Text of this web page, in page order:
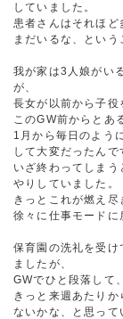
していました。
患者さんはそれほ
まだいるな、という
我が家は3人娘がい
が、
長女が以前から子役
このGW前からとあ
1月から毎日のよう
して大変だったんで
いざ終わってしま
やりしていました。
きっとこれが燃え尽
徐々に仕事モードに
保育園の洗礼を受け
ましたが、
GWでひと段落して
きっと来週あたり
ないかな、と思って